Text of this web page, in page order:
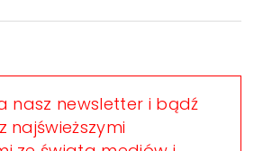
nasz newsletter i bądź
najświeższymi